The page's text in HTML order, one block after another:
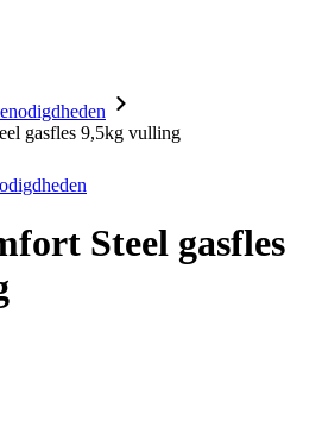
gasfles 9,5kg vulling
Steel gasfles